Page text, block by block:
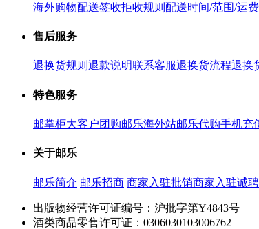
海外购物配送签收拒收规则 配送时间/范围/运费
售后服务
退换货规则 退款说明联系客服退换货流程退换
特色服务
邮掌柜大客户团购邮乐海外站邮乐代购手机充
关于邮乐
邮乐简介 邮乐招商 商家入驻批销商家入驻诚
出版物经营许可证编号：沪批字第Y4843号
酒类商品零售许可证：0306030103006762